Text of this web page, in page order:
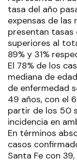
tasa del año
expensas de las
presentan tasas
superiores al
89% y 31%
El 78% de los
mediana de
de enfermedad
49 años, con el
partir de los 50
incidencia en
En términos
casos
Santa Fe con